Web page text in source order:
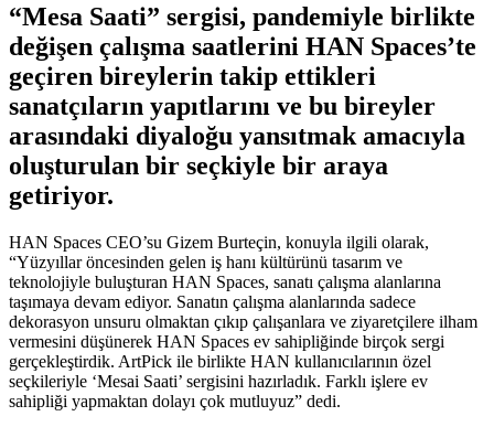
“Mesa Saati” sergisi, pandemiyle birlikte
değişen çalışma saatlerini HAN Spaces’te
geçiren bireylerin takip ettikleri
sanatçıların yapıtlarını ve bu bireyler
arasındaki diyaloğu yansıtmak amacıyla
oluşturulan bir seçkiyle bir araya
getiriyor.
HAN Spaces CEO’su Gizem Burteçin, konuyla ilgili olarak,
“Yüzyıllar öncesinden gelen iş hanı kültürünü tasarım ve
teknolojiyle buluşturan HAN Spaces, sanatı çalışma alanlarına
taşımaya devam ediyor. Sanatın çalışma alanlarında sadece
dekorasyon unsuru olmaktan çıkıp çalışanlara ve ziyaretçilere ilham
vermesini düşünerek HAN Spaces ev sahipliğinde birçok sergi
gerçekleştirdik. ArtPick ile birlikte HAN kullanıcılarının özel
seçkileriyle ‘Mesai Saati’ sergisini hazırladık. Farklı işlere ev
sahipliği yapmaktan dolayı çok mutluyuz” dedi.